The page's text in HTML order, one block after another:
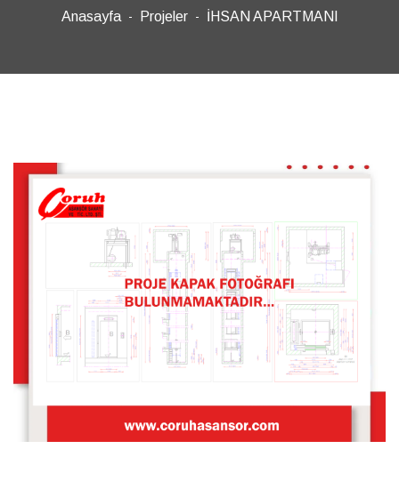
Anasayfa Projeler İHSAN APARTMANI